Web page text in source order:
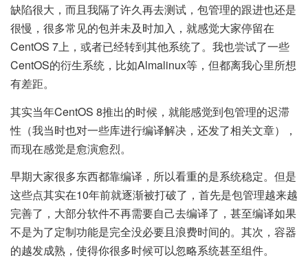
缺陷很大，而且我隔了许久再去测试，包管理的跟进也还是
很慢，很多常见的包并未及时加入，就感觉大家停留在
CentOS 7上，或者已经转到其他系统了。我也尝试了一些
CentOS的衍生系统，比如Almalinux等，但都离我心里所想
有差距。
其实当年CentOS 8推出的时候，就能感觉到包管理的迟滞
性（我当时也对一些库进行编译解决，还发了相关文章），
而现在感觉是愈演愈烈。
早期大家很多东西都靠编译，所以看重的是系统稳定。但是
这些点其实在10年前就逐渐被打破了，首先是包管理越来越
完善了，大部分软件不再需要自己去编译了，甚至编译如果
不是为了定制功能是完全没必要且浪费时间的。其次，容器
的越发成熟，使得你很多时候可以忽略系统甚至组件。